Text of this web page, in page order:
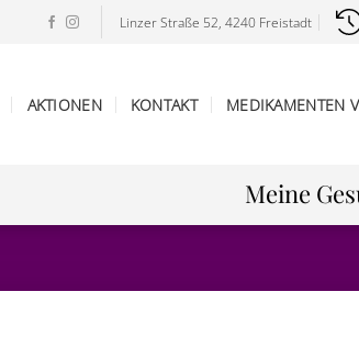
Linzer Straße 52, 4240 Freistadt
AKTIONEN KONTAKT MEDIKAMENTEN
Meine